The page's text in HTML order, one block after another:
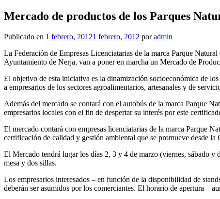
Mercado de productos de los Parques
Publicado en 1 febrero, 20121 febrero, 2012 poradmin
La Federación de Empresas Licenciatarias de la marca Parque
Ayuntamiento de Nerja, van a poner en marcha un Mercado de
El objetivo de esta iniciativa es la dinamización socioeconómica de
a empresarios de los sectores agroalimentarios, artesanales y de
Además del mercado se contará con el autobús de la marca Parque
empresarios locales con el fin de despertar su interés por este
El mercado contará con empresas licenciatarias de la marca Parque
certificación de calidad y gestión ambiental que se promueve desde
El Mercado tendrá lugar los días 2, 3 y 4 de marzo (viernes, sábado y
mesa y dos sillas.
Los empresarios interesados – en función de la disponibilidad de
deberán ser asumidos por los comerciantes. El horario de apertura –